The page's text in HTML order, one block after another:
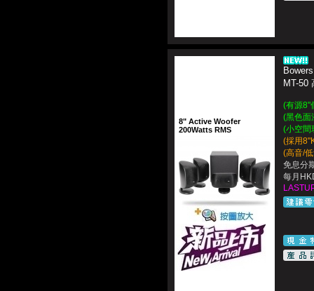
8" Active Woofer
200Watts RMS
MT-50
(有源8"
(黑色面
(小空間
(採用
(高音/
免息分
每月